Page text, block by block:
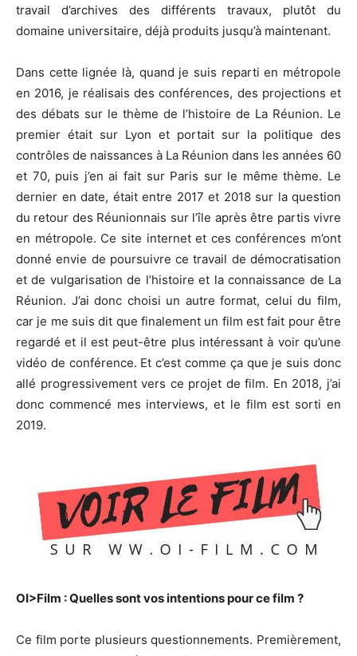
travail d’archives des différents travaux, plutôt du
domaine universitaire, déjà produits jusqu’à maintenant.
Dans cette lignée là, quand je suis reparti en métropole
en 2016, je réalisais des conférences, des projections et
des débats sur le thème de l’histoire de La Réunion. Le
premier était sur Lyon et portait sur la politique des
contrôles de naissances à La Réunion dans les années 60
et 70, puis j’en ai fait sur Paris sur le même thème. Le
dernier en date, était entre 2017 et 2018 sur la question
du retour des Réunionnais sur l’île après être partis vivre
en métropole. Ce site internet et ces conférences m’ont
donné envie de poursuivre ce travail de démocratisation
et de vulgarisation de l’histoire et la connaissance de La
Réunion. J’ai donc choisi un autre format, celui du film,
car je me suis dit que finalement un film est fait pour être
regardé et il est peut-être plus intéressant à voir qu’une
vidéo de conférence. Et c’est comme ça que je suis donc
allé progressivement vers ce projet de film. En 2018, j’ai
donc commencé mes interviews, et le film est sorti en
2019.
OI>Film : Quelles sont vos intentions pour ce film ?
Ce film porte plusieurs questionnements. Premièrement,